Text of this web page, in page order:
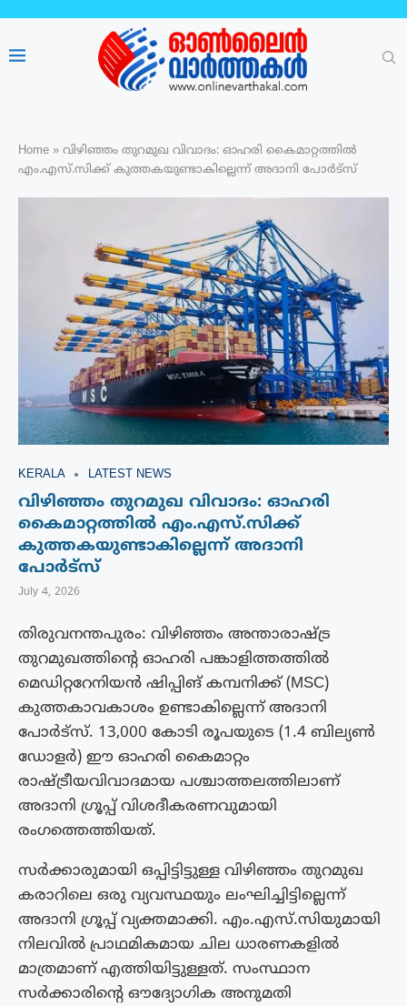
Home » വിഴിഞ്ഞം തുറമുഖ വിവാദം: ഓഹരി കൈമാറ്റത്തിൽ
എം.എസ്.സിക്ക് കുത്തകയുണ്ടാകില്ലെന്ന് അദാനി പോർട്‌സ്
KERALA LATEST NEWS
വിഴിഞ്ഞം തുറമുഖ വിവാദം: ഓഹരി
കൈമാറ്റത്തിൽ എം.എസ്.സിക്ക്
കുത്തകയുണ്ടാകില്ലെന്ന് അദാനി
പോർട്‌സ്
July 4, 2026
തിരുവനന്തപുരം: വിഴിഞ്ഞം അന്താരാഷ്ട്ര
തുറമുഖത്തിന്റെ ഓഹരി പങ്കാളിത്തത്തിൽ
മെഡിറ്ററേനിയൻ ഷിപ്പിങ് കമ്പനിക്ക് (MSC)
കുത്തകാവകാശം ഉണ്ടാകില്ലെന്ന് അദാനി
പോർട്സ്. 13,000 കോടി രൂപയുടെ (1.4 ബില്യൺ
ഡോളർ) ഈ ഓഹരി കൈമാറ്റം
രാഷ്ട്രീയവിവാദമായ പശ്ചാത്തലത്തിലാണ്
അദാനി ഗ്രൂപ്പ് വിശദീകരണവുമായി
രംഗത്തെത്തിയത്.
സർക്കാരുമായി ഒപ്പിട്ടിട്ടുള്ള വിഴിഞ്ഞം തുറമുഖ
കരാറിലെ ഒരു വ്യവസ്ഥയും ലംഘിച്ചിട്ടില്ലെന്ന്
അദാനി ഗ്രൂപ്പ് വ്യക്തമാക്കി. എം.എസ്.സിയുമായി
നിലവിൽ പ്രാഥമികമായ ചില ധാരണകളിൽ
മാത്രമാണ് എത്തിയിട്ടുള്ളത്. സംസ്ഥാന
സർക്കാരിന്റെ ഔദ്യോഗിക അനുമതി